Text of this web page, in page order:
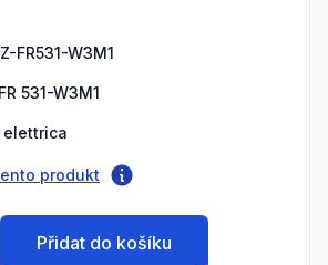
FR531-W3M1
FR 531-W3M1
elettrica
produkt
Přidat do košíku